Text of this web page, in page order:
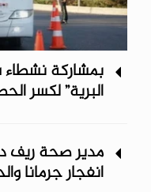
بمشاركة
البرية” لكسر
مدير صحة ريف
انفجار جرمانا